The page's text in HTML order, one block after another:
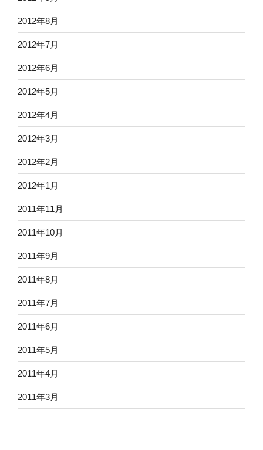
2012年8月
2012年7月
2012年6月
2012年5月
2012年4月
2012年3月
2012年2月
2012年1月
2011年11月
2011年10月
2011年9月
2011年8月
2011年7月
2011年6月
2011年5月
2011年4月
2011年3月